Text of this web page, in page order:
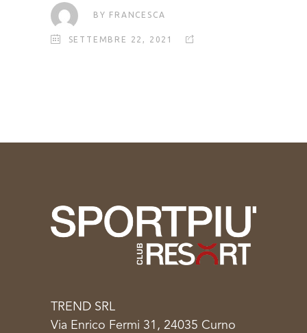
BY FRANCESCA
SETTEMBRE 22, 2021
TREND SRL
Via Enrico Fermi 31, 24035 Curno